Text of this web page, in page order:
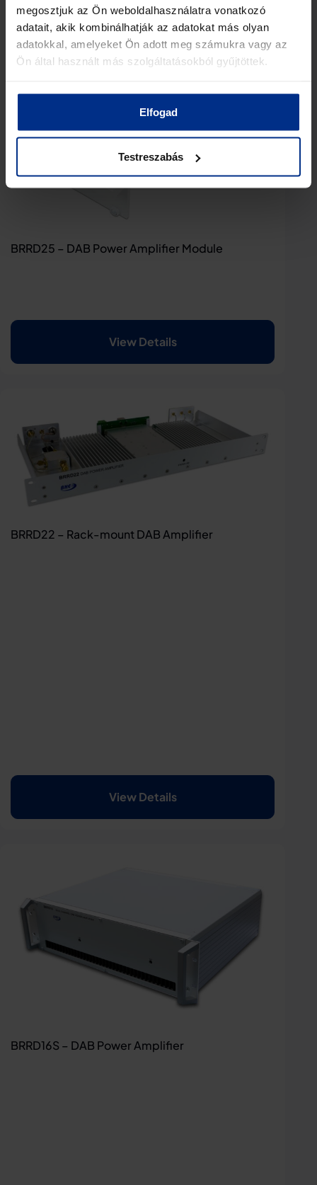
megosztjuk az Ön weboldalhasználatra vonatkozó
adatait, akik kombinálhatják az adatokat más olyan
adatokkal, amelyeket Ön adott meg számukra vagy az
Ön által használt más szolgáltatásokból gyűjtöttek.
Elfogad
Testreszabás
BRRD25 – DAB Power Amplifier Module
View Details
BRRD22 – Rack-mount DAB Amplifier
View Details
BRRD16S – DAB Power Amplifier